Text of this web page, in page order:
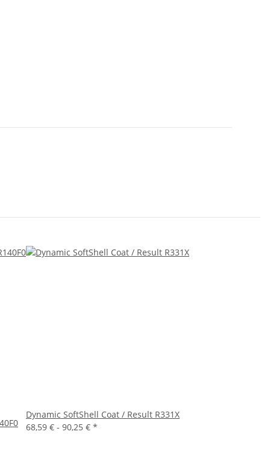
Dynamic SoftShell Coat / Result R331X
68,59 € - 90,25 € *